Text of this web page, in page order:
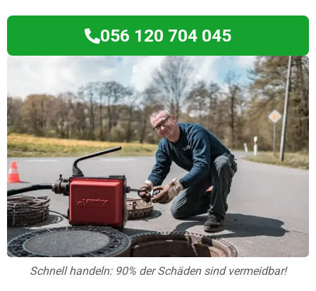
Schnell handeln: 90% der Schäden sind vermeidbar!
056 120 704 045